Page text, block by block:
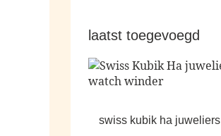
laatst toegevoegd
swiss kubik ha juweliers